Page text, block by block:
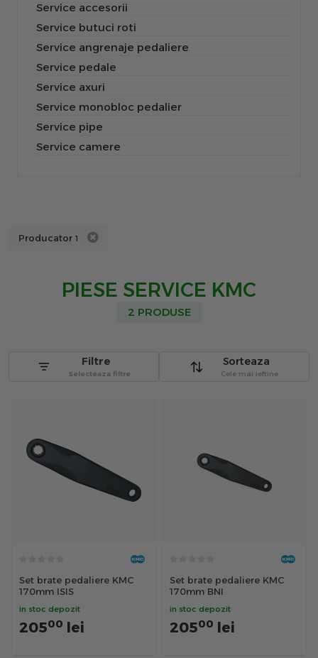
Service accesorii
Service butuci roti
Service angrenaje pedaliere
Service pedale
Service axuri
Service monobloc pedalier
Service pipe
Service camere
Producator 1
PIESE SERVICE KMC
2 PRODUSE
Sorteaza
Cele mai ieftine
Filtre
Selecteaza filtre
Set brate pedaliere KMC
170mm ISIS
in stoc depozit
20500 lei
Set brate pedaliere KMC
170mm BNI
in stoc depozit
20500 lei